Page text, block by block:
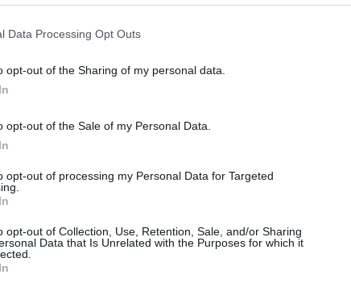
Data Processing Opt Outs
opt-out of the Sharing of my personal data.
opt-out of the Sale of my Personal Data.
opt-out of processing my Personal Data for Targeted
opt-out of Collection, Use, Retention, Sale, and/or Sharing
Data that Is Unrelated with the Purposes for which it
am Flughafen Budapest. Foto: Daily News
Theorie des Ryanair-Chefs